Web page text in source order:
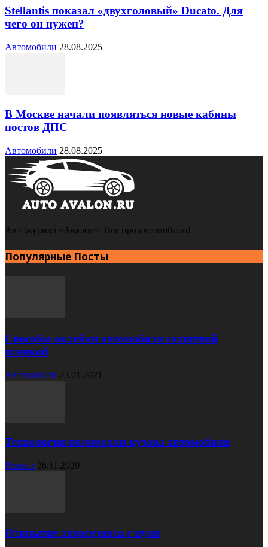
Stellantis показал «двухголовый» Ducato. Для
чего он нужен?
Автомобили 28.08.2025
В Москве начали появляться новые кабины
постов ДПС
Автомобили 28.08.2025
Автожурнал «Авалон». Все про автомобили!
Популярные Посты
Способы оклейки автомобиля защитной
пленкой
Автомобили 23.01.2021
Технология полировки кузова автомобиля
Ремонт 26.11.2020
Открытие автосервиса с нуля